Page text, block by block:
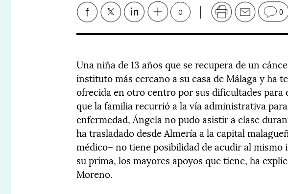
0 0
Una niña de 13 años que se recupera de un
instituto más cercano a su casa de Málaga y ha
ofrecida en otro centro por sus dificultades para
que la familia recurrió a la vía administrativa
enfermedad, Ángela no pudo asistir a clase
ha trasladado desde Almería a la capital
médico– no tiene posibilidad de acudir al
su prima, los mayores apoyos que tiene, ha
Moreno.